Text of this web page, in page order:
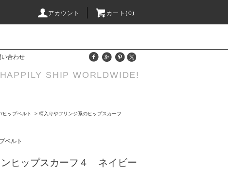
アカウント カート(0)
い合わせ
SHIP WORLDWIDE!
ヒップベルト > 柄入りやフリンジ系のヒップスカーフ
ベルト
ンヒップスカーフ４ ネイビー